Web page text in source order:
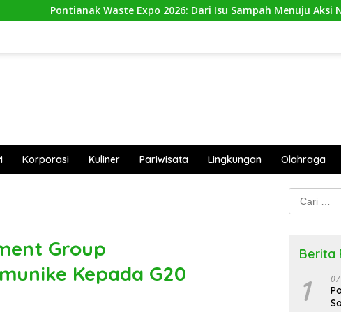
Waste Expo 2026: Dari Isu Sampah Menuju Aksi Nyata
Korporasi Kuliner Pariwisata Lingkungan Olahraga
Group
Kepada G20
Cari
untuk:
Berita
1